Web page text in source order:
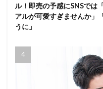
ル！即売の予感にSNSでは
アルが可愛すぎませんか」
うに」